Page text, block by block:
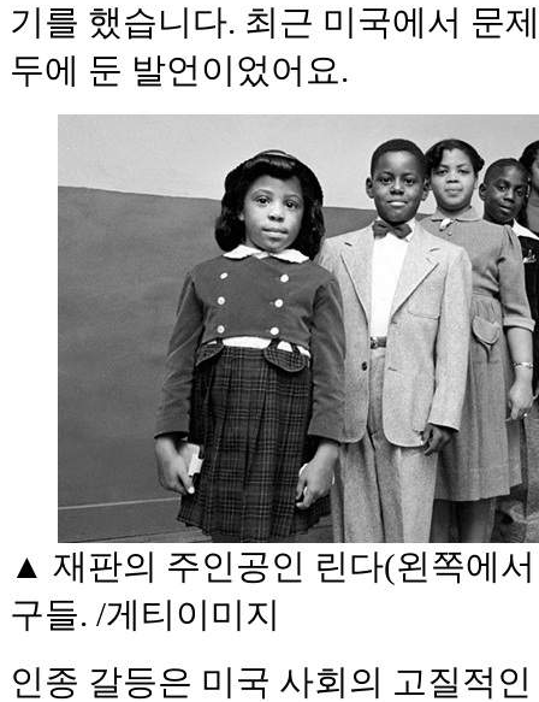
기를 했습니다. 최근 미국에서 문
두에 둔 발언이었어요.
▲ 재판의 주인공인 린다(왼쪽에
구들. /게티이미지
인종 갈등은 미국 사회의 고질적